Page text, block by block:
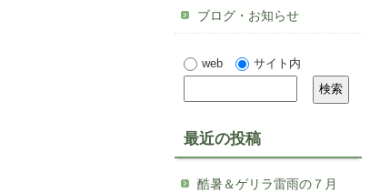
ブログ・お知らせ
web サイト内
最近の投稿
酷暑＆ゲリラ雷雨の７月